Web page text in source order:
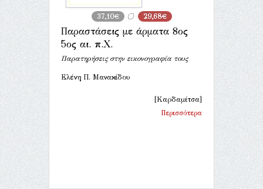
37,10€ 29,68€
Παραστάσεις με άρματα 8ος
5ος αι. π.Χ.
Παρατηρήσεις στην εικονογραφία τους
Ελένη Π. Μανακίδου
[Καρδαμίτσα]
Περισσότερα